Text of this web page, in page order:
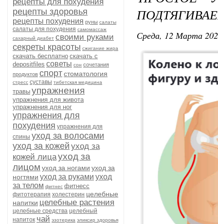
рецепты здоровья
рецепты похудения руны салаты
салаты для похудения самомассаж
сахарный диабет своими руками
секреты красоты сжигание жира
скачать бесплатно скачать с
depositfiles советы сон сочетания
продуктов спортстоматология
стресс суставы тибетская медицина
травы упражнения
упражнения для живота
упражнения для ног
упражнения для
похудения упражнения для
спины уход за волосами
уход за кожей уход за
кожей лицауход за
лицом уход за ногами уход за
ногтями уход за руками уход
за телом фитнес фитнесс
фитотерапия холестерин целебные
напитки целебные растения
целебные средства целебный
напиток чай эзотерика эликсир здоровья
Среда, 12 Марта